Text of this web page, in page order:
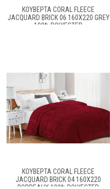
ΚΟΥΒΈΡΤΑ CORAL FLEECE
JACQUARD BRICK 06 160X220 GREY
100% POLYESTER
ΚΟΥΒΈΡΤΑ CORAL FLEECE
JACQUARD BRICK 04 160X220
BORDEAUX 100% POLYESTER